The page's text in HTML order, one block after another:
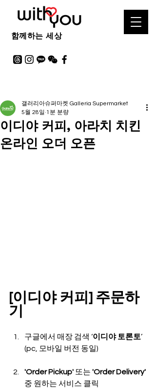
함께하는 세상
이디야 커피, 아라치 치킨
온라인 오더 오픈
갤러리아슈퍼마켓 Galleria Supermarket
5월 28일 1분 분량
[이디야 커피] 주문하
기
구글에서 매장 검색 ‘이디야 토론토’
(pc, 모바일 버전 동일)
'Order Pickup' 또는 'Order Delivery'
중 원하는 서비스 클릭